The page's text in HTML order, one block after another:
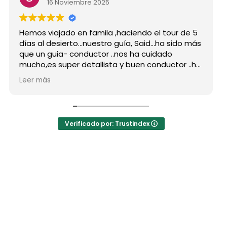
16 Noviembre 2025
Hemos viajado en famila ,haciendo el tour de 5
días al desierto...nuestro guía, Said...ha sido más
que un guia- conductor ..nos ha cuidado
mucho,es super detallista y buen conductor ..ha
estado atento a todas nuestras peticiones y
nos ha enseñado muchos lugares
persona..Gracias Said.
En cuanto a la agencia,..súper agradecida a Mila
Leer más
Verificado por: Trustindex